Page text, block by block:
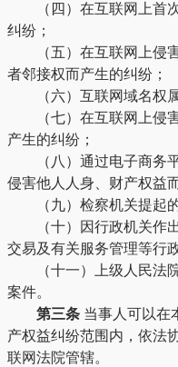
（四）在互联网上首次
纠纷；
（五）在互联网上侵害
者邻接权而产生的纠纷；
（六）互联网域名权属
（七）在互联网上侵害
产生的纠纷；
（八）通过电子商务平
侵害他人人身、财产权益
（九）检察机关提起的
（十）因行政机关作出
交易及有关服务管理等行
（十一）上级人民法院
案件。
第三条 当事人可以在
产权益纠纷范围内，依法
联网法院管辖。